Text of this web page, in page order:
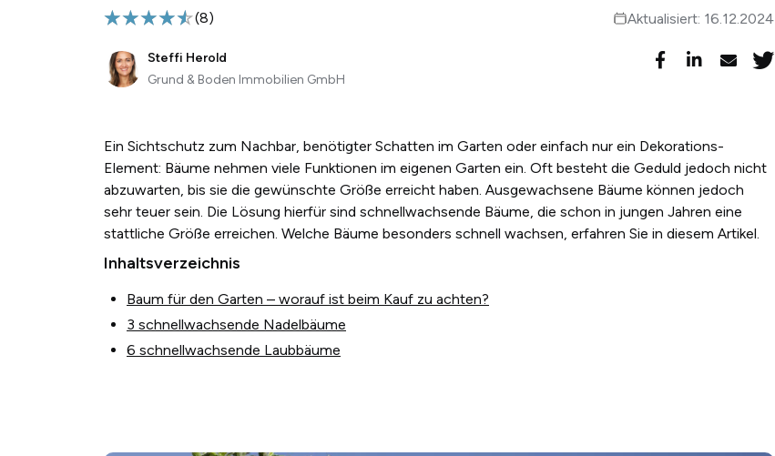
(8) Aktualisiert: 16.12.2024
Steffi Herold
Grund & Boden Immobilien GmbH
Ein Sichtschutz zum Nachbar, benötigter Schatten im Garten oder einfach nur ein Dekorations-
Element: Bäume nehmen viele Funktionen im eigenen Garten ein. Oft besteht die Geduld jedoch nicht
abzuwarten, bis sie die gewünschte Größe erreicht haben. Ausgewachsene Bäume können jedoch
sehr teuer sein. Die Lösung hierfür sind schnellwachsende Bäume, die schon in jungen Jahren eine
stattliche Größe erreichen. Welche Bäume besonders schnell wachsen, erfahren Sie in diesem Artikel.
Inhaltsverzeichnis
Baum für den Garten – worauf ist beim Kauf zu achten?
3 schnellwachsende Nadelbäume
6 schnellwachsende Laubbäume